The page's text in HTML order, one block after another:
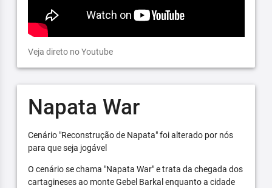
Veja direto no Youtube
Napata War
Cenário "Reconstrução de Napata" foi alterado por nós
para que seja jogável
O cenário se chama "Napata War" e trata da chegada dos
cartagineses ao monte Gebel Barkal enquanto a cidade